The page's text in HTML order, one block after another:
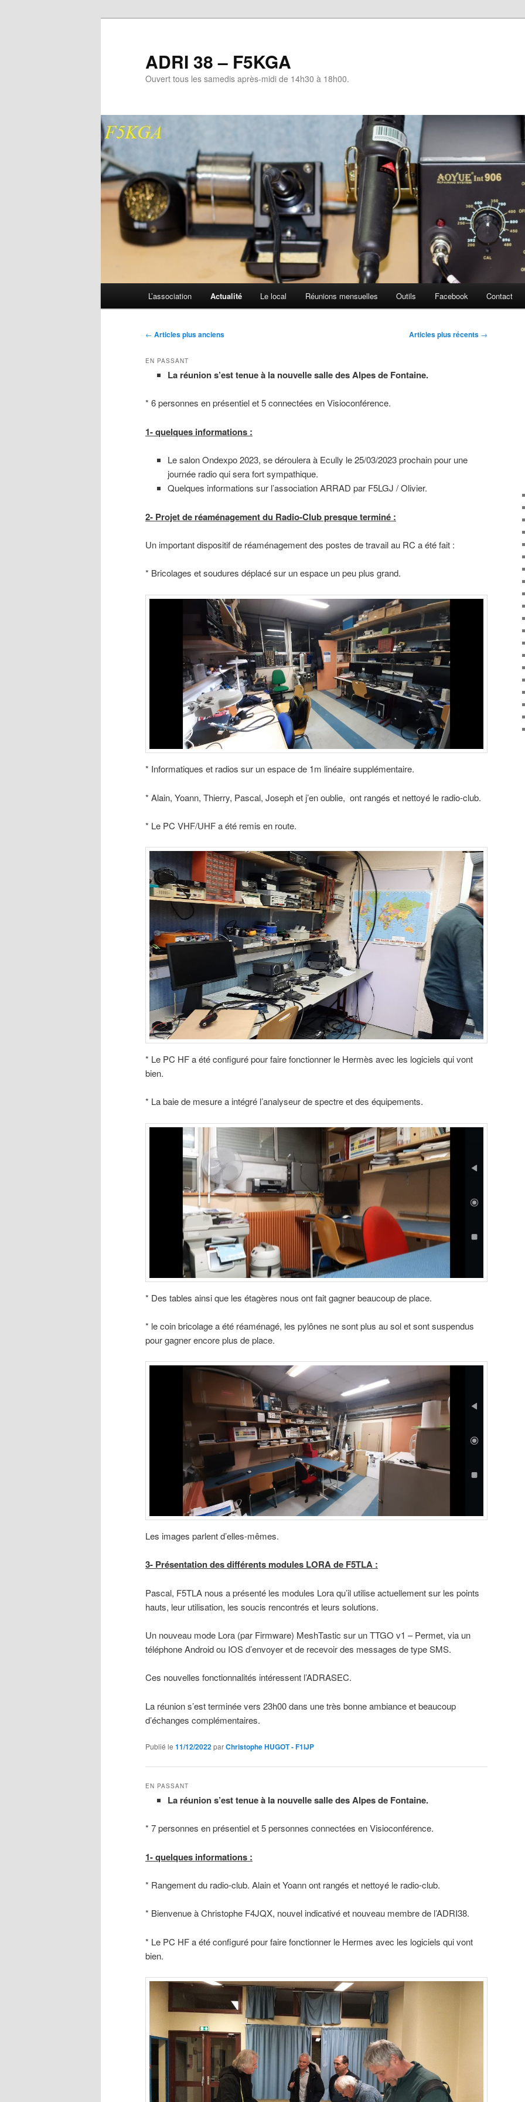
ADRI 38 – F5KGA
Ouvert tous les samedis après-midi de 14h30 à 18h00.
L’association Actualité Le local Réunions mensuelles Outils Facebook Contact
Navigation
articles
← Articles plus anciens Articles plus récents →
EN PASSANT
La réunion s’est tenue à la nouvelle salle des Alpes de Fontaine.
* 6 personnes en présentiel et 5 connectées en Visioconférence.
1- quelques informations :
Le salon Ondexpo 2023, se déroulera à Ecully le 25/03/2023 prochain pour une
journée radio qui sera fort sympathique.
Quelques informations sur l’association ARRAD par F5LGJ / Olivier.
2- Projet de réaménagement du Radio-Club presque terminé :
Un important dispositif de réaménagement des postes de travail au RC a été fait :
* Bricolages et soudures déplacé sur un espace un peu plus grand.
* Informatiques et radios sur un espace de 1m linéaire supplémentaire.
* Alain, Yoann, Thierry, Pascal, Joseph et j’en oublie, ont rangés et nettoyé le radio-club.
* Le PC VHF/UHF a été remis en route.
* Le PC HF a été configuré pour faire fonctionner le Hermès avec les logiciels qui vont
bien.
* La baie de mesure a intégré l’analyseur de spectre et des équipements.
* Des tables ainsi que les étagères nous ont fait gagner beaucoup de place.
* le coin bricolage a été réaménagé, les pylônes ne sont plus au sol et sont suspendus
pour gagner encore plus de place.
Les images parlent d’elles-mêmes.
3- Présentation des différents modules LORA de F5TLA :
Pascal, F5TLA nous a présenté les modules Lora qu’il utilise actuellement sur les points
hauts, leur utilisation, les soucis rencontrés et leurs solutions.
Un nouveau mode Lora (par Firmware) MeshTastic sur un TTGO v1 – Permet, via un
téléphone Android ou IOS d’envoyer et de recevoir des messages de type SMS.
Ces nouvelles fonctionnalités intéressent l’ADRASEC.
La réunion s’est terminée vers 23h00 dans une très bonne ambiance et beaucoup
d’échanges complémentaires.
Publié le 11/12/2022parChristophe HUGOT - F1IJP
EN PASSANT
La réunion s’est tenue à la nouvelle salle des Alpes de Fontaine.
* 7 personnes en présentiel et 5 personnes connectées en Visioconférence.
1- quelques informations :
* Rangement du radio-club. Alain et Yoann ont rangés et nettoyé le radio-club.
* Bienvenue à Christophe F4JQX, nouvel indicativé et nouveau membre de l’ADRI38.
* Le PC HF a été configuré pour faire fonctionner le Hermes avec les logiciels qui vont
bien.